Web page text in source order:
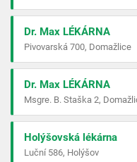
Dr. Max LÉKÁRNA
Pivovarská 700, Domažlice
Dr. Max LÉKÁRNA
Msgre. B. Staška 2,
Holýšovská lékárna
Luční 586, Holýšov